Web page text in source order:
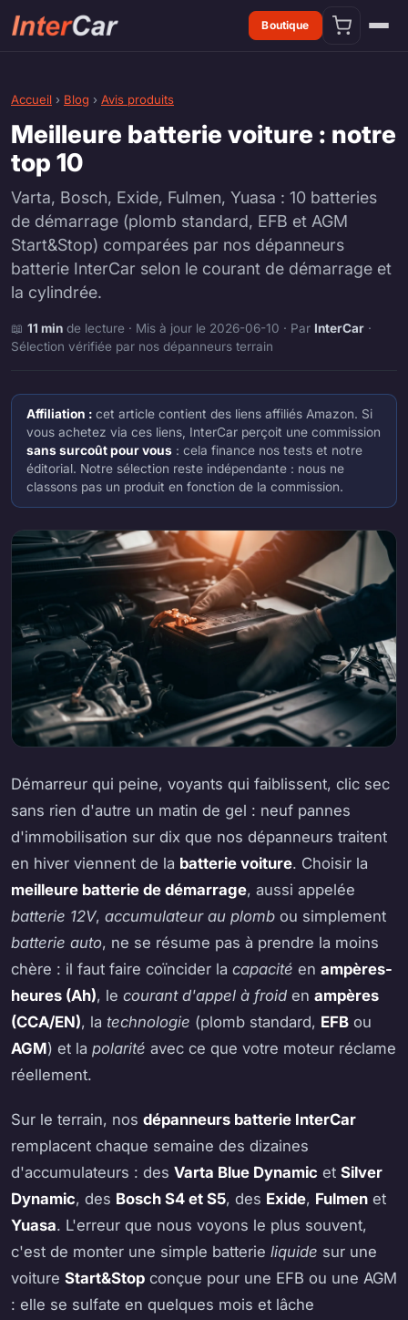
Boutique
Accueil › Blog › Avis produits
Meilleure batterie voiture : notre
top 10
Varta, Bosch, Exide, Fulmen, Yuasa : 10 batteries
de démarrage (plomb standard, EFB et AGM
Start&Stop) comparées par nos dépanneurs
batterie InterCar selon le courant de démarrage et
la cylindrée.
📖 11 min de lecture · Mis à jour le 2026-06-10 · Par InterCar ·
Sélection vérifiée par nos dépanneurs terrain
Affiliation : cet article contient des liens affiliés Amazon. Si
vous achetez via ces liens, InterCar perçoit une commission
sans surcoût pour vous : cela finance nos tests et notre
éditorial. Notre sélection reste indépendante : nous ne
classons pas un produit en fonction de la commission.
Démarreur qui peine, voyants qui faiblissent, clic sec
sans rien d'autre un matin de gel : neuf pannes
d'immobilisation sur dix que nos dépanneurs traitent
en hiver viennent de la batterie voiture. Choisir la
meilleure batterie de démarrage, aussi appelée
batterie 12V, accumulateur au plomb ou simplement
batterie auto, ne se résume pas à prendre la moins
chère : il faut faire coïncider la capacité en ampères-
heures (Ah), le courant d'appel à froid en ampères
(CCA/EN), la technologie (plomb standard, EFB ou
AGM) et la polarité avec ce que votre moteur réclame
réellement.
Sur le terrain, nos dépanneurs batterie InterCar
remplacent chaque semaine des dizaines
d'accumulateurs : des Varta Blue Dynamic et Silver
Dynamic, des Bosch S4 et S5, des Exide, Fulmen et
Yuasa. L'erreur que nous voyons le plus souvent,
c'est de monter une simple batterie liquide sur une
voiture Start&Stop conçue pour une EFB ou une AGM
: elle se sulfate en quelques mois et lâche